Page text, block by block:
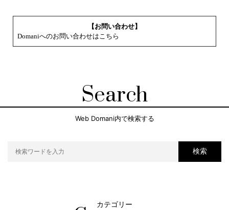
【お問い合わせ】
Domaniへのお問い合わせはこちら
Search
Web Domani内で検索する
検索
カテゴリー